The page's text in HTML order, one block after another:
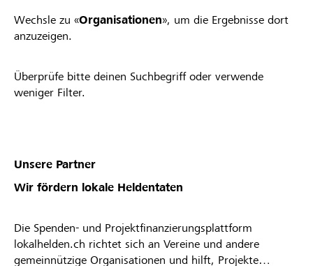
Wechsle zu «Organisationen», um die Ergebnisse dort
anzuzeigen.
Überprüfe bitte deinen Suchbegriff oder verwende
weniger Filter.
Unsere Partner
Wir fördern lokale Heldentaten
Die Spenden- und Projektfinanzierungsplattform
lokalhelden.ch richtet sich an Vereine und andere
gemeinnützige Organisationen und hilft, Projekte